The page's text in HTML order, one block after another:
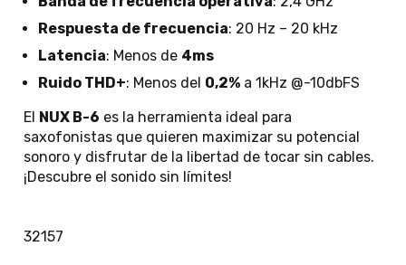
Respuesta de frecuencia: 20 Hz – 20 kHz
Latencia: Menos de 4ms
Ruido THD+: Menos del 0,2% a 1kHz @-10dbFS
El NUX B-6 es la herramienta ideal para
saxofonistas que quieren maximizar su potencial
sonoro y disfrutar de la libertad de tocar sin cables.
¡Descubre el sonido sin límites!
32157